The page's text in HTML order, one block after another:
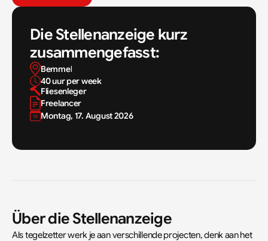
Die Stellenanzeige kurz
zusammengefasst:
Bemmel
40 uur per week
Fliesenleger
Freelancer
Montag, 17. August 2026
Über die Stellenanzeige
Als tegelzetter werk je aan verschillende projecten, denk aan het